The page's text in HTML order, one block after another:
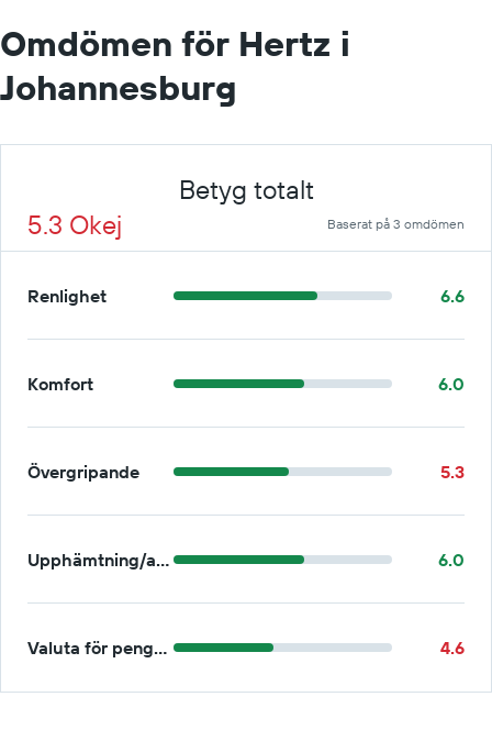
Omdömen för Hertz i
Johannesburg
Betyg totalt
5.3 Okej
Baserat på 3 omdömen
Renlighet 6.6
Komfort 6.0
Övergripande 5.3
Upphämtning/avlämning 6.0
Valuta för pengarna 4.6